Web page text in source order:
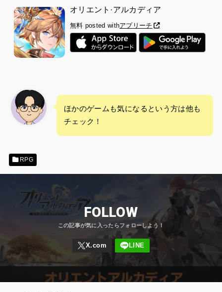
オリエント·アルカディア
無料 posted withアプリーチ
ほかのゲームも気になるという方は他も
チェック！
RPG
FOLLOW